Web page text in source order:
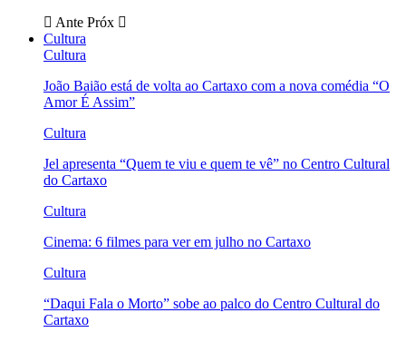
Ante Próx
Cultura
Cultura
João Baião está de volta ao Cartaxo com a nova comédia “O
Amor É Assim”
Cultura
Jel apresenta “Quem te viu e quem te vê” no Centro Cultural
do Cartaxo
Cultura
Cinema: 6 filmes para ver em julho no Cartaxo
Cultura
“Daqui Fala o Morto” sobe ao palco do Centro Cultural do
Cartaxo